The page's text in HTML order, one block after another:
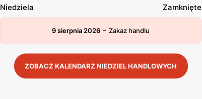
Niedziela
Zamknięte
9 sierpnia 2026 - Zakaz handlu
ZOBACZ KALENDARZ NIEDZIEL HANDLOWYCH